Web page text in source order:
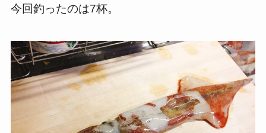
今回釣ったのは7杯。